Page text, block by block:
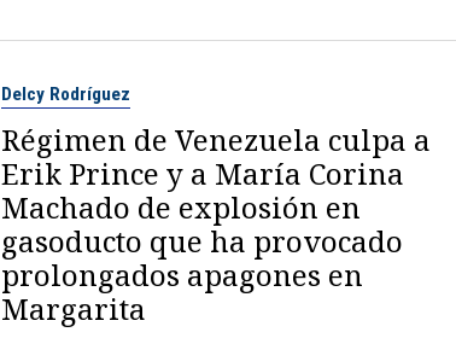
Delcy Rodríguez
Régimen de Venezuela culpa a
Erik Prince y a María Corina
Machado de explosión en
gasoducto que ha provocado
prolongados apagones en
Margarita